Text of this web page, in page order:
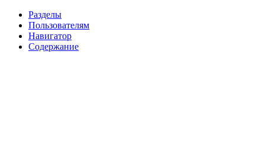
Разделы
Пользователям
Навигатор
Содержание